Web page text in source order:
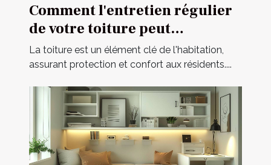
Comment l'entretien régulier
de votre toiture peut
prolonger sa durée de vie
La toiture est un élément clé de l'habitation,
assurant protection et confort aux résidents....